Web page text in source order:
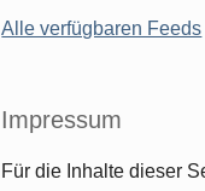
Alle verfügbaren Feeds
Impressum
Für die Inhalte dieser